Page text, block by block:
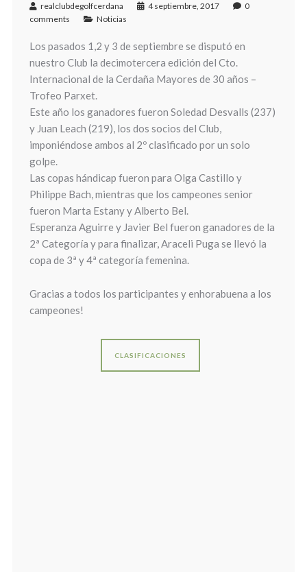
realclubdegolfcerdana 4 septiembre, 2017
0
comments
Noticias
Los pasados 1,2 y 3 de septiembre se disputó en
nuestro Club la decimotercera edición del Cto.
Internacional de la Cerdaña Mayores de 30 años –
Trofeo Parxet.
Este año los ganadores fueron Soledad Desvalls (237)
y Juan Leach (219), los dos socios del Club,
imponiéndose ambos al 2º clasificado por un solo
golpe.
Las copas hándicap fueron para Olga Castillo y
Philippe Bach, mientras que los campeones senior
fueron Marta Estany y Alberto Bel.
Esperanza Aguirre y Javier Bel fueron ganadores de la
2ª Categoría y para finalizar, Araceli Puga se llevó la
copa de 3ª y 4ª categoría femenina.
Gracias a todos los participantes y enhorabuena a los
campeones!
CLASIFICACIONES